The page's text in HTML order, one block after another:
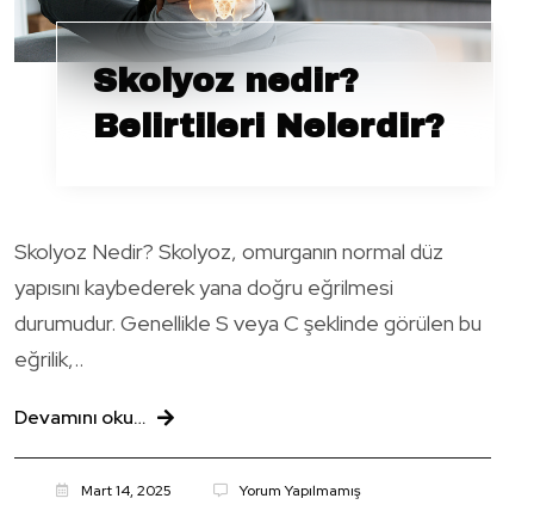
Skolyoz nedir?
Belirtileri Nelerdir?
Skolyoz Nedir? Skolyoz, omurganın normal düz
yapısını kaybederek yana doğru eğrilmesi
durumudur. Genellikle S veya C şeklinde görülen bu
eğrilik,..
Devamını oku…
Mart 14, 2025 Yorum Yapılmamış